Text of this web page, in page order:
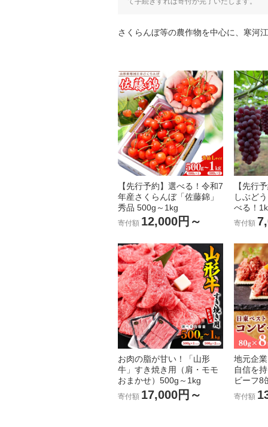
さくらんぼ等の農作物を中心に、寒河
【先行予約】選べる！令和7
年産さくらんぼ「佐藤錦」
秀品 500g～1kg
寄付額 12,000円～
【先行
しぶど
べる！
寄付額
お肉の脂が甘い！「山形
牛」すき焼き用（肩・モモ
おまかせ）500g～1kg
寄付額 17,000円～
地元企
自信を
ビーフ8
寄付額